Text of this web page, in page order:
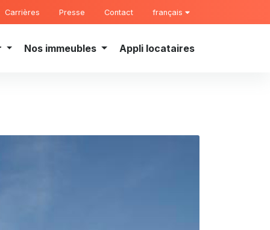
Carrières Presse Contact français
Nos immeubles Appli locataires